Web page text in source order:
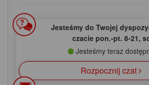
Jesteśmy do Twojej
czacie pon.‑pt. 8‑21,
Jesteśmy teraz
Rozpocznij czat